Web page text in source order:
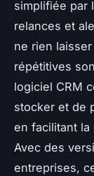
simplifiée par
relances et
ne rien
répétitives
logiciel CRM
stocker et de
en facilitant la
Avec des
entreprises,